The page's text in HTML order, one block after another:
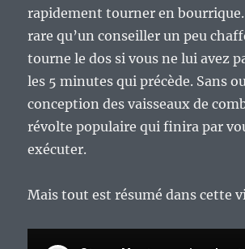
rapidement tourner en bourrique.
rare qu’un conseiller un peu
tourne le dos si vous ne lui avez
les 5 minutes qui précède. Sans
conception des vaisseaux de
révolte populaire qui finira par
exécuter.
Mais tout est résumé dans cette